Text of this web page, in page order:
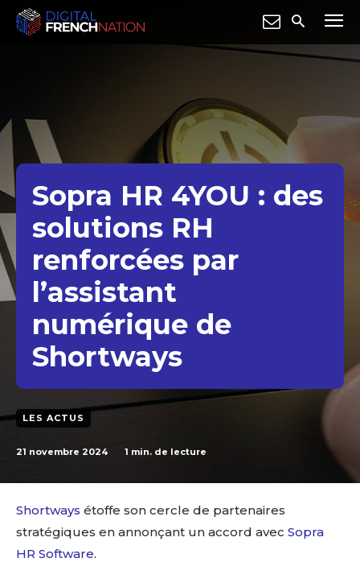
Sopra HR 4YOU : des
solutions RH
renforcées par
l’assistant
numérique de
Shortways
LES ACTUS
21 novembre 2024 1 min. de lecture
Shortways étoffe son cercle de partenaires
stratégiques en annonçant un accord avec Sopra
HR Software.